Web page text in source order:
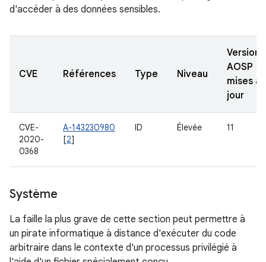
d'accéder à des données sensibles.
CVE Références Type Niveau
Versions
AOSP
mises à
jour
CVE-
2020-
0368
A-143230980
[2]
ID Élevée 11
Système
La faille la plus grave de cette section peut permettre à
un pirate informatique à distance d'exécuter du code
arbitraire dans le contexte d'un processus privilégié à